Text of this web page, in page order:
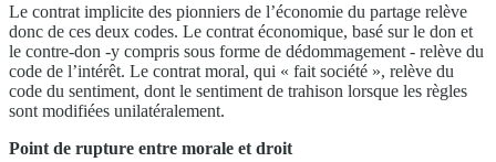
Le contrat implicite des pionniers de l’économie du partage relève
donc de ces deux codes. Le contrat économique, basé sur le don et
le contre-don -y compris sous forme de dédommagement - relève du
code de l’intérêt. Le contrat moral, qui « fait société », relève du
code du sentiment, dont le sentiment de trahison lorsque les règles
sont modifiées unilatéralement.
Point de rupture entre morale et droit